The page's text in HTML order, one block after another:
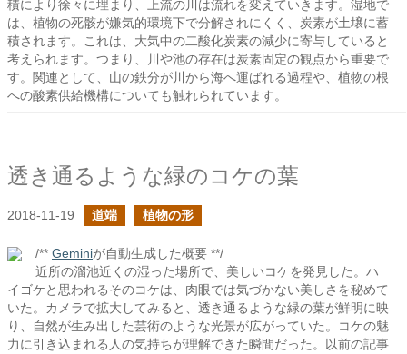
積により徐々に埋まり、上流の川は流れを変えていきます。湿地で
は、植物の死骸が嫌気的環境下で分解されにくく、炭素が土壌に蓄
積されます。これは、大気中の二酸化炭素の減少に寄与していると
考えられます。つまり、川や池の存在は炭素固定の観点から重要で
す。関連として、山の鉄分が川から海へ運ばれる過程や、植物の根
への酸素供給機構についても触れられています。
透き通るような緑のコケの葉
2018-11-19 道端 植物の形
/** Geminiが自動生成した概要 **/
近所の溜池近くの湿った場所で、美しいコケを発見した。ハ
イゴケと思われるそのコケは、肉眼では気づかない美しさを秘めて
いた。カメラで拡大してみると、透き通るような緑の葉が鮮明に映
り、自然が生み出した芸術のような光景が広がっていた。コケの魅
力に引き込まれる人の気持ちが理解できた瞬間だった。以前の記事